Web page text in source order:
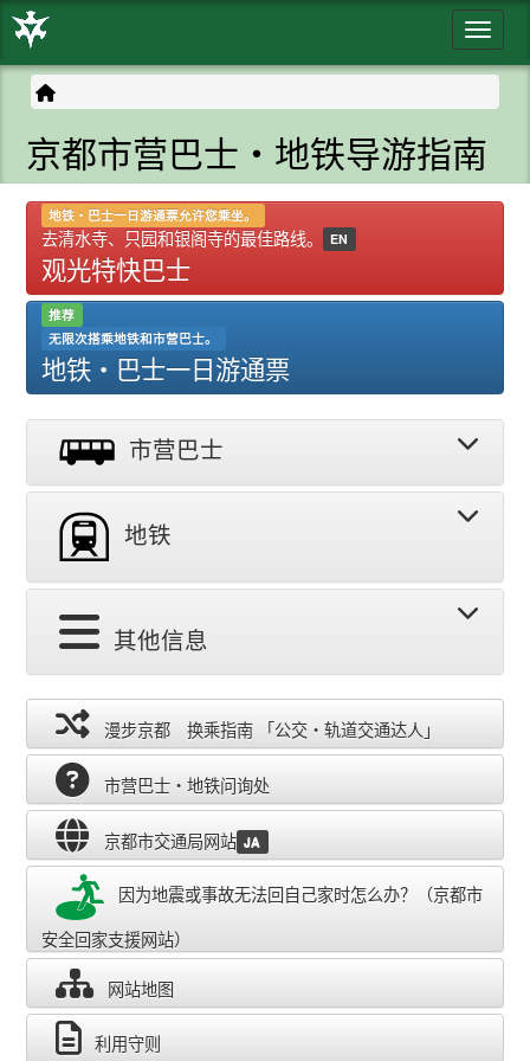
京都市营巴士・地铁导游指南
地铁・巴士一日游通票允许您乘坐。
去清水寺、只园和银阁寺的最佳路线。 EN
观光特快巴士
推荐
无限次搭乘地铁和市营巴士。
地铁・巴士一日游通票
市营巴士
地铁
其他信息
漫步京都 换乘指南 「公交・轨道交通达人」
市营巴士・地铁问询处
京都市交通局网站 JA
因为地震或事故无法回自己家时怎么办？（京都市
安全回家支援网站）
网站地图
利用守则